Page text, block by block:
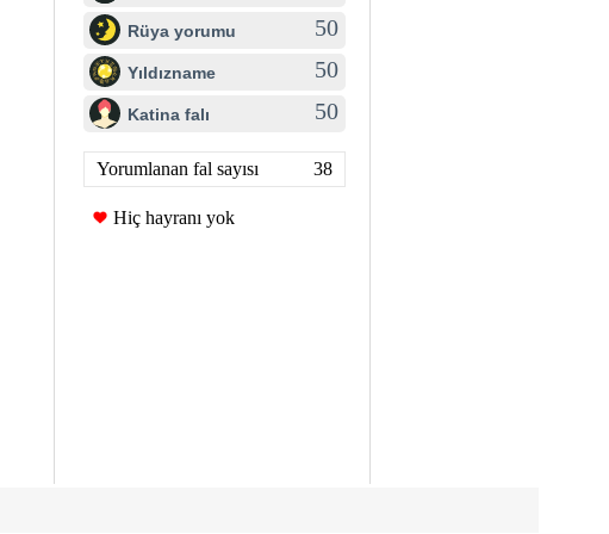
Rüya yorumu 50
Yıldızname 50
Katina falı 50
Yorumlanan fal sayısı 38
Hiç hayranı yok